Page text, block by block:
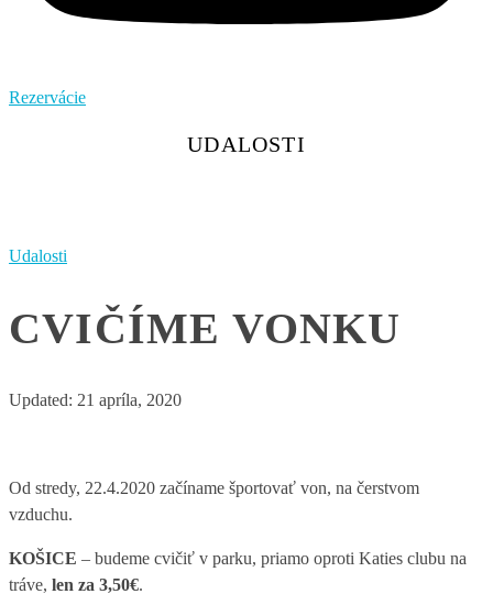
Rezervácie
UDALOSTI
Udalosti
CVIČÍME VONKU
Updated: 21 apríla, 2020
Od stredy, 22.4.2020 začíname športovať von, na čerstvom
vzduchu.
KOŠICE – budeme cvičiť v parku, priamo oproti Katies clubu na
tráve, len za 3,50€.